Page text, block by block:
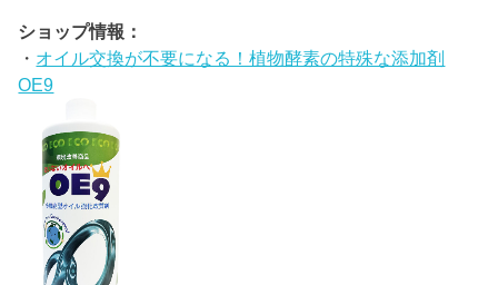
ショップ情報：
・ オイル交換が不要になる！植物酵素の特殊な添加剤
OE9